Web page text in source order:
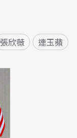
張欣薇 連玉蘋